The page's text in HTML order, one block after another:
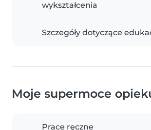
wykształcenia
Szczegóły dotyczące
Moje supermoce
Prace ręczne